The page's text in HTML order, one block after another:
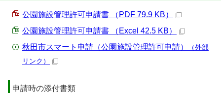
公園施設管理許可申請書 （PDF 79.9 KB）
公園施設管理許可申請書 （Excel 42.5 KB）
秋田市スマート申請（公園施設管理許可申請）
（外部
リンク）
申請時の添付書類